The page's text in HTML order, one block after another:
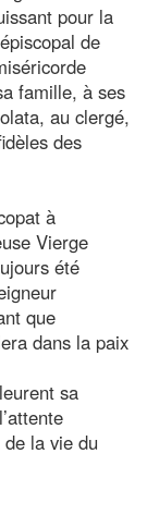
pour la
de
famille, à ses
au clergé,
des
à
Vierge
été
que
dans la paix
sa
la vie du